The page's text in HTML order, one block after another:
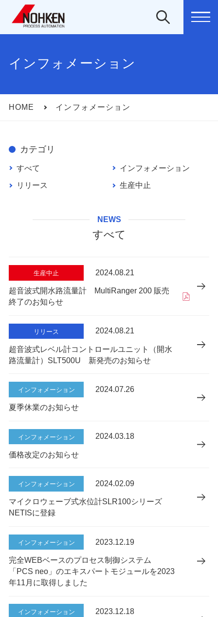
インフォメーション
HOME インフォメーション
カテゴリ
すべて インフォメーション
リリース 生産中止
NEWS
すべて
生産中止 2024.08.21
超音波式開水路流量計 MultiRanger 200 販売
終了のお知らせ
リリース 2024.08.21
超音波式レベル計コントロールユニット（開水
路流量計）SLT500U 新発売のお知らせ
インフォメーション 2024.07.26
夏季休業のお知らせ
インフォメーション 2024.03.18
価格改定のお知らせ
インフォメーション 2024.02.09
マイクロウェーブ式水位計SLR100シリーズ
NETISに登録
インフォメーション 2023.12.19
完全WEBベースのプロセス制御システム
「PCS neo」のエキスパートモジュールを2023
年11月に取得しました
インフォメーション 2023.12.18